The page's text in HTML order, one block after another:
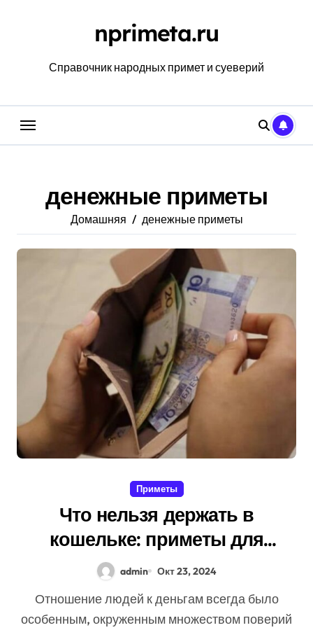
nprimeta.ru
Справочник народных примет и суеверий
денежные приметы
Домашняя денежные приметы
Приметы
Что нельзя держать в
кошельке: приметы для
сохранения денег
admin Окт 23, 2024
Отношение людей к деньгам всегда было
особенным, окруженным множеством поверий